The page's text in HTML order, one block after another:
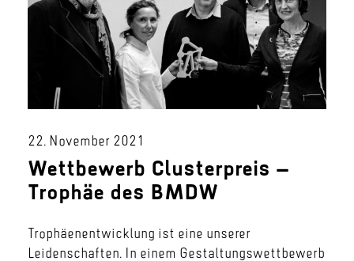
22. November 2021
Wettbewerb Clusterpreis –
Trophäe des BMDW
Trophäenentwicklung ist eine unserer
Leidenschaften. In einem Gestaltungswettbewerb